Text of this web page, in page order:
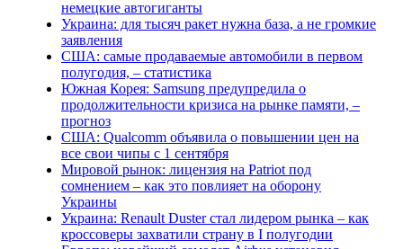
немецкие автогиганты
Украина: для тысяч ракет нужна база, а не громкие
заявления
США: самые продаваемые автомобили в первом
полугодия, – статистика
Южная Корея: Samsung предупредила о
продолжительности кризиса на рынке памяти, –
прогноз
США: Qualcomm объявила о повышении цен на
все свои чипы с 1 сентября
Мировой рынок: лицензия на Patriot под
сомнением – как это повлияет на оборону
Украины
Украина: Renault Duster стал лидером рынка – как
кроссоверы захватили страну в I полугодии